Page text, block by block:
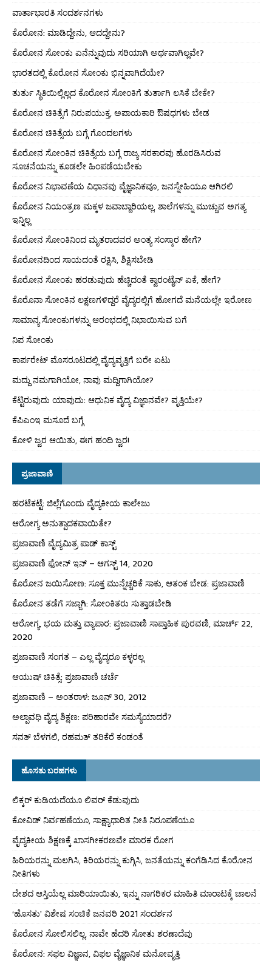
ವಾರ್ತಾಭಾರತಿ ಸಂದರ್ಶನಗಳು
ಕೊರೋನ: ಮಾಡಿದ್ದೇನು, ಆದದ್ದೇನು?
ಕೊರೋನ ಸೋಂಕು ಏನೆನ್ನುವುದು ಸರಿಯಾಗಿ ಅರ್ಥವಾಗಿಲ್ಲವೇ?
ಭಾರತದಲ್ಲಿ ಕೊರೋನ ಸೋಂಕು ಭಿನ್ನವಾಗಿದೆಯೇ?
ತುರ್ತು ಸ್ಥಿತಿಯಿಲ್ಲಿಲ್ಲದ ಕೊರೋನ ಸೋಂಕಿಗೆ ತುರ್ತಾಗಿ ಲಸಿಕೆ ಬೇಕೇ?
ಕೊರೋನ ಚಿಕಿತ್ಸೆಗೆ ನಿರುಪಯುಕ್ತ, ಅಪಾಯಕಾರಿ ಔಷಧಗಳು ಬೇಡ
ಕೊರೋನ ಚಿಕಿತ್ಸೆಯ ಬಗ್ಗೆ ಗೊಂದಲಗಳು
ಕೊರೋನ ಸೋಂಕಿನ ಚಿಕಿತ್ಸೆಯ ಬಗ್ಗೆ ರಾಜ್ಯ ಸರಕಾರವು ಹೊರಡಿಸಿರುವ
ಸೂಚನೆಯನ್ನು ಕೂಡಲೇ ಹಿಂಪಡೆಯಬೇಕು
ಕೊರೋನ ನಿಭಾವಣೆಯ ವಿಧಾನವು ವೈಜ್ಞಾನಿಕವೂ, ಜನಸ್ನೇಹಿಯೂ ಆಗಿರಲಿ
ಕೊರೋನ ನಿಯಂತ್ರಣ ಮಕ್ಕಳ ಜವಾಬ್ದಾರಿಯಲ್ಲ, ಶಾಲೆಗಳನ್ನು ಮುಚ್ಚುವ ಅಗತ್ಯ
ಇನ್ನಿಲ್ಲ
ಕೊರೋನ ಸೋಂಕಿನಿಂದ ಮೃತರಾದವರ ಅಂತ್ಯ ಸಂಸ್ಕಾರ ಹೇಗೆ?
ಕೊರೋನದಿಂದ ಸಾಯದಂತೆ ರಕ್ಷಿಸಿ, ಶಿಕ್ಷಿಸಬೇಡಿ
ಕೊರೋನ ಸೋಂಕು ಹರಡುವುದು ಹೆಚ್ಚಿದಂತೆ ಕ್ವಾರಂಟೈನ್ ಏಕೆ, ಹೇಗೆ?
ಕೊರೊನಾ ಸೋಂಕಿನ ಲಕ್ಷಣಗಳಿದ್ದರೆ ವೈದ್ಯರಲ್ಲಿಗೆ ಹೋಗದೆ ಮನೆಯಲ್ಲೇ ಇರೋಣ
ಸಾಮಾನ್ಯ ಸೋಂಕುಗಳನ್ನು ಆರಂಭದಲ್ಲಿ ನಿಭಾಯಿಸುವ ಬಗೆ
ನಿಪ ಸೋಂಕು
ಕಾರ್ಪರೇಟ್ ಮೊಸರೂಟದಲ್ಲಿ ವೈದ್ಯವೃತ್ತಿಗೆ ಬರೇ ಏಟು
ಮದ್ದು ನಮಗಾಗಿಯೋ, ನಾವು ಮದ್ದಿಗಾಗಿಯೋ?
ಕೆಟ್ಟಿರುವುದು ಯಾವುದು: ಆಧುನಿಕ ವೈದ್ಯ ವಿಜ್ಞಾನವೇ? ವೃತ್ತಿಯೇ?
ಕೆಪಿಎಂಇ ಮಸೂದೆ ಬಗ್ಗೆ
ಕೋಳಿ ಜ್ವರ ಆಯಿತು, ಈಗ ಹಂದಿ ಜ್ವರ!
ಪ್ರಜಾವಾಣಿ
ಹರಟೆಕಟ್ಟೆ: ಜಿಲ್ಲೆಗೊಂದು ವೈದ್ಯಕೀಯ ಕಾಲೇಜು
ಆರೋಗ್ಯ ಅನುತ್ಪಾದಕವಾಯಿತೇ?
ಪ್ರಜಾವಾಣಿ ವೈದ್ಯಮಿತ್ರ ಪಾಡ್ ಕಾಸ್ಟ್
ಪ್ರಜಾವಾಣಿ ಫೋನ್ ಇನ್ – ಆಗಸ್ಟ್ 14, 2020
ಕೊರೋನ ಜಯಿಸೋಣ: ಸೂಕ್ತ ಮುನ್ನೆಚ್ಚರಿಕೆ ಸಾಕು, ಆತಂಕ ಬೇಡ: ಪ್ರಜಾವಾಣಿ
ಕೊರೋನ ತಡೆಗೆ ಸಜ್ಜಾಗಿ: ಸೋಂಕಿತರು ಸುತ್ತಾಡಬೇಡಿ
ಆರೋಗ್ಯ, ಭಯ ಮತ್ತು ವ್ಯಾಪಾರ: ಪ್ರಜಾವಾಣಿ ಸಾಪ್ತಾಹಿಕ ಪುರವಣಿ, ಮಾರ್ಚ್ 22,
2020
ಪ್ರಜಾವಾಣಿ ಸಂಗತ – ಎಲ್ಲ ವೈದ್ಯರೂ ಕಳ್ಳರಲ್ಲ
ಆಯುಷ್ ಚಿಕಿತ್ಸೆ: ಪ್ರಜಾವಾಣಿ ಚರ್ಚೆ
ಪ್ರಜಾವಾಣಿ – ಅಂತರಾಳ: ಜೂನ್ 30, 2012
ಅಲ್ಪಾವಧಿ ವೈದ್ಯ ಶಿಕ್ಷಣ: ಪರಿಹಾರವೇ ಸಮಸ್ಯೆಯಾದರೆ?
ಸನತ್ ಬೆಳಗಲಿ, ರಹಮತ್ ತರಿಕೆರೆ ಕಂಡಂತೆ
ಹೊಸತು ಬರಹಗಳು
ಲಿಕ್ಕರ್ ಕುಡಿಯದೆಯೂ ಲಿವರ್ ಕೆಡುವುದು
ಕೋವಿಡ್ ನಿರ್ವಹಣೆಯೂ, ಸಾಕ್ಷ್ಯಾಧಾರಿತ ನೀತಿ ನಿರೂಪಣೆಯೂ
ವೈದ್ಯಕೀಯ ಶಿಕ್ಷಣಕ್ಕೆ ಖಾಸಗೀಕರಣವೇ ಮಾರಕ ರೋಗ
ಹಿರಿಯರನ್ನು ಮಲಗಿಸಿ, ಕಿರಿಯರನ್ನು ಕುಗ್ಗಿಸಿ, ಜನತೆಯನ್ನು ಕಂಗೆಡಿಸಿದ ಕೊರೋನ
ನೀತಿಗಳು
ದೇಶದ ಆಸ್ತಿಯೆಲ್ಲ ಮಾರಿಯಾಯಿತು, ಇನ್ನು ನಾಗರಿಕರ ಮಾಹಿತಿ ಮಾರಾಟಕ್ಕೆ ಚಾಲನೆ
‘ಹೊಸತು’ ವಿಶೇಷ ಸಂಚಿಕೆ ಜನವರಿ 2021 ಸಂದರ್ಶನ
ಕೊರೋನ ಸೋಲಿಸಲಿಲ್ಲ, ನಾವೇ ಹೆದರಿ ಸೋತು ಶರಣಾದೆವು
ಕೊರೋನ: ಸಫಲ ವಿಜ್ಞಾನ, ವಿಫಲ ವೈಜ್ಞಾನಿಕ ಮನೋವೃತ್ತಿ